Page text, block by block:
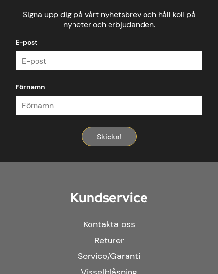
Signa upp dig på vårt nyhetsbrev och håll koll på
nyheter och erbjudanden.
E-post
Förnamn
Skicka!
Kundservice
Kontakta oss
Returer
Service/Garanti